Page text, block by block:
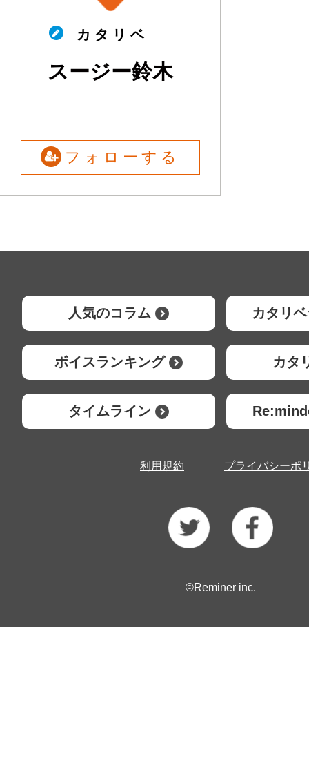
カ タ リ ベ
スージー鈴木
フォローする
人気のコラム カタリ
ボイスランキング カタ
タイムライン
利用規約 プライバシーポ
©Reminer inc.